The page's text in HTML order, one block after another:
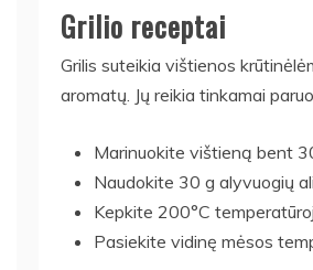
Grilio receptai
Grilis suteikia vištienos
aromatų. Jų reikia tinkamai
Marinuokite vištieną bent
Naudokite 30 g alyvuogių
Kepkite 200°C
Pasiekite vidinę mėsos